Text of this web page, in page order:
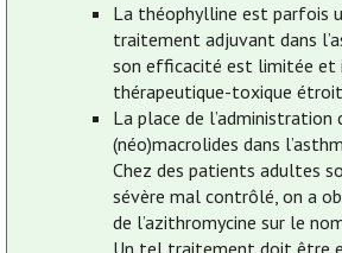
La théophylline est parfois
traitement adjuvant dans
son efficacité est limitée et
thérapeutique-toxique
La place de l’administration
(néo)macrolides dans
Chez des patients adultes
sévère mal contrôlé, on a
de l’azithromycine sur le